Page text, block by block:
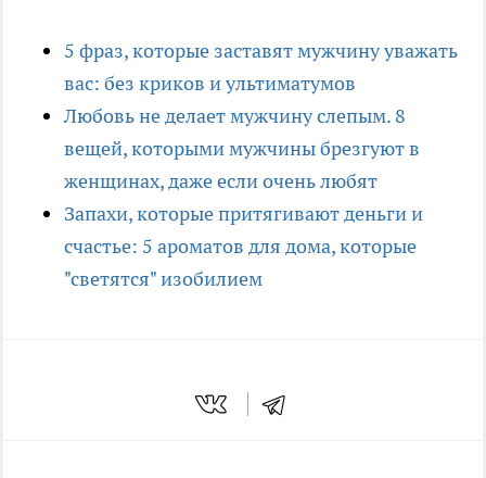
5 фраз, которые заставят мужчину уважать
вас: без криков и ультиматумов
Любовь не делает мужчину слепым. 8
вещей, которыми мужчины брезгуют в
женщинах, даже если очень любят
Запахи, которые притягивают деньги и
счастье: 5 ароматов для дома, которые
"светятся" изобилием